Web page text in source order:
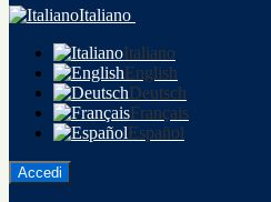
Italiano
Italiano
English
Deutsch
Français
Español
Accedi